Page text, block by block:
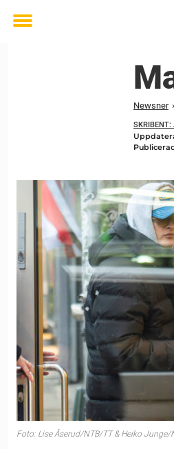
Toggle
Newsner
SKRIBENT:
Foto: Lise Åserud/NTB/TT & Heiko Junge/